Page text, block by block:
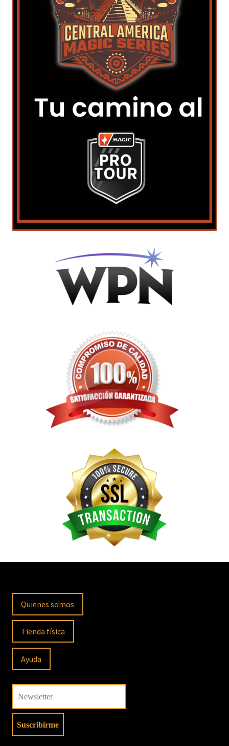
Quienes somos
Tienda física
Ayuda